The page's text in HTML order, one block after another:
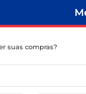
suas compras?